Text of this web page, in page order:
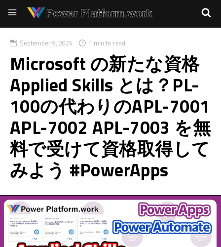
September 9, 2024 1 min to read
Microsoft の新たな資格
Applied Skills とは？PL-
100の代わりのAPL-7001
APL-7002 APL-7003 を無
料で受けて資格取得して
みよう #PowerApps